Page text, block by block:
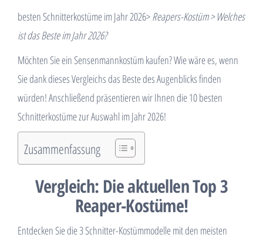
besten Schnitterkostüme im Jahr 2026>Reapers-Kostüm > Welches
ist das Beste im Jahr 2026?
Möchten Sie ein Sensenmannkostüm kaufen? Wie wäre es, wenn
Sie dank dieses Vergleichs das Beste des Augenblicks finden
würden! Anschließend präsentieren wir Ihnen die 10 besten
Schnitterkostüme zur Auswahl im Jahr 2026!
Zusammenfassung
Vergleich: Die aktuellen Top 3
Reaper-Kostüme!
Entdecken Sie die 3 Schnitter-Kostümmodelle mit den meisten